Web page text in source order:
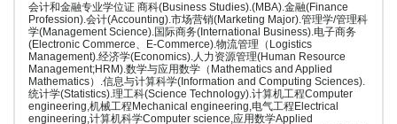
会计和金融专业学位证 商科(Business Studies).(MBA).金融(Finance
Profession).会计(Accounting).市场营销(Marketing Major).管理学/管理科
学(Management Science).国际商务(International Business).电子商务
(Electronic Commerce、E-Commerce).物流管理（Logistics
Management).经济学(Economics).人力资源管理(Human Resource
Management;HRM).数学与应用数学（Mathematics and Applied
Mathematics）.信息与计算科学(Information and Computing Sciences).
统计学(Statistics).理工科(Science Technology).计算机工程Computer
engineering,机械工程Mechanical engineering,电气工程Electrical
engineering,计算机科学Computer science,应用数学Applied